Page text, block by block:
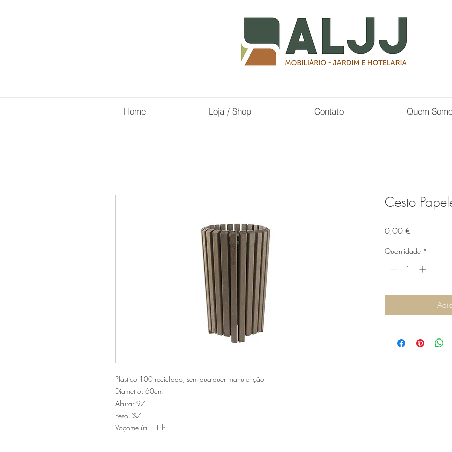
Home Loja / Shop Contato Quem
Plástico 100 reciclado, sem qualquer manutenção
Diametro: 60cm
Altura: 97
Peso. %7
Voçome útil 11 lt.
Cesto
0,00 €Preço
Quantidade *